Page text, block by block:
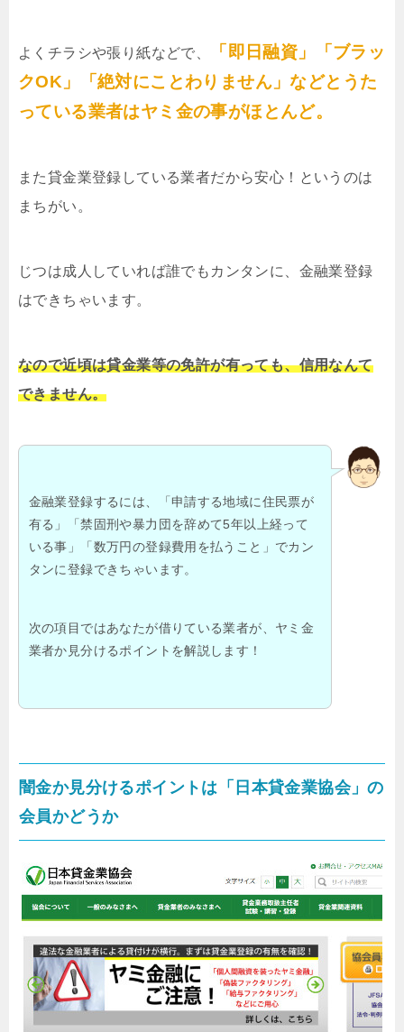
よくチラシや張り紙などで、
「即日融資」「ブラッ
クOK」「絶対にことわりません」などとうた
っている業者はヤミ金の事がほとんど。
また貸金業登録している業者だから安心！というのは
まちがい。
じつは成人していれば誰でもカンタンに、金融業登録
はできちゃいます。
なので近頃は貸金業等の免許が有っても、信用なんて
できません。
金融業登録するには、「申請する地域に住民票が
有る」「禁固刑や暴力団を辞めて5年以上経って
いる事」「数万円の登録費用を払うこと」でカン
タンに登録できちゃいます。
次の項目ではあなたが借りている業者が、ヤミ金
業者か見分けるポイントを解説します！
闇金か見分けるポイントは「日本貸金業協会」の
会員かどうか